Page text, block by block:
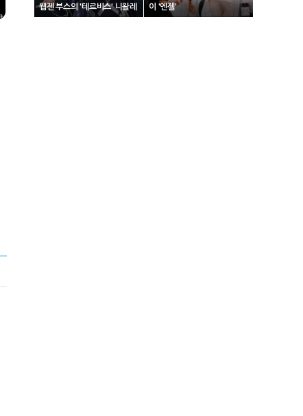
웹젠 부스의 '테르비스' 니왈레 이 '엔젤'